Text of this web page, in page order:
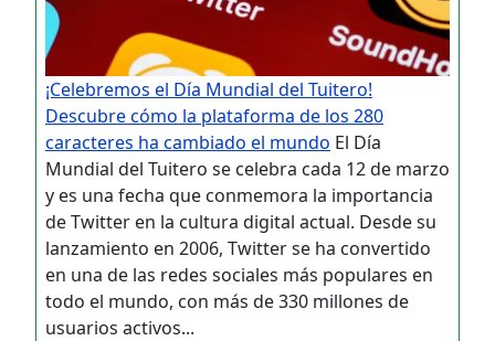
¡Celebremos el Día Mundial del Tuitero!
Descubre cómo la plataforma de los 280
caracteres ha cambiado el mundo El Día
Mundial del Tuitero se celebra cada 12 de marzo
y es una fecha que conmemora la importancia
de Twitter en la cultura digital actual. Desde su
lanzamiento en 2006, Twitter se ha convertido
en una de las redes sociales más populares en
todo el mundo, con más de 330 millones de
usuarios activos...